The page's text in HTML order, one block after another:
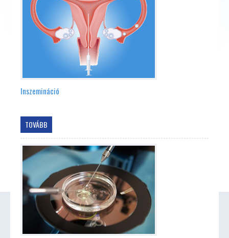
Inszemináció
TOVÁBB